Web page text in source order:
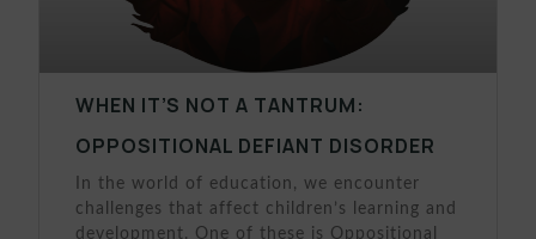
WHEN IT’S NOT A TANTRUM:
OPPOSITIONAL DEFIANT DISORDER
In the world of education, we encounter
challenges that affect children’s learning and
development. One of these is Oppositional